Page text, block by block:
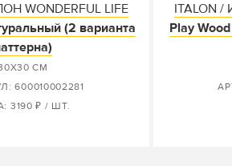
WONDERFUL LIFE
(2 варианта
СМ
600010002281
3190 ₽ / ШТ.
ITALON /
Play